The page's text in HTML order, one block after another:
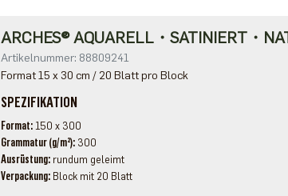
ARCHES® AQUARELL・SATINIERT・
Artikelnummer: 88809241
Format 15 x 30 cm / 20 Blatt pro Block
SPEZIFIKATION
Format 150 x 300
Grammatur (g/m²) 300
Ausrüstung rundum geleimt
Verpackung Block mit 20 Blatt